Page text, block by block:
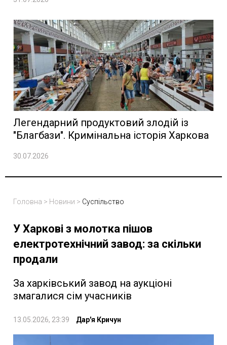
Легендарний продуктовий злодій із
"Благбази". Кримінальна історія Харкова
30.07.2026
Головна > Новини > Суспільство
У Харкові з молотка пішов
електротехнічний завод: за скільки
продали
За харківський завод на аукціоні
змагалися сім учасників
13.05.2026, 23:39 Дар'я Кричун